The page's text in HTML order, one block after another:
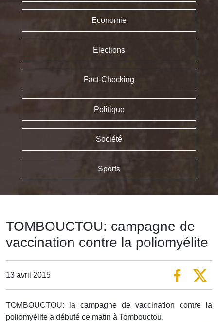
Economie
Elections
Fact-Checking
Politique
Société
Sports
TOMBOUCTOU: campagne de
vaccination contre la poliomyélite
13 avril 2015
TOMBOUCTOU: la campagne de vaccination contre la
poliomyélite a débuté ce matin à Tombouctou.